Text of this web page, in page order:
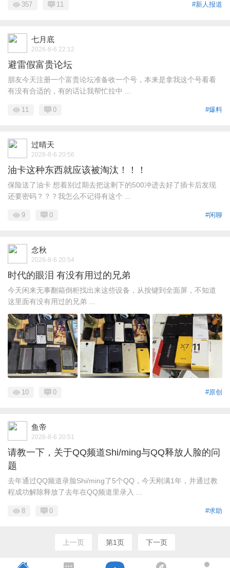
#新人报道
357 11
七月底
2026-8-6 22:12
避雷假富贵论坛
朋友今天注册一个富贵论坛准备收一个号，本来是拿我这个号看看
有没有合适的，有的话让我帮忙拉中 ...
#爆料
11 0
过晴天
2026-8-6 20:56
油卡这种东西就应该被淘汰！！！
保险送了油卡 想着别过期去把这剩下的500冲进去好了插卡后发现
还要密码？？？我怎么不记得有这个 ...
#闲聊
9 0
念秋
2026-8-6 20:54
时代的眼泪 有没有用过的兄弟
今天闲来无事翻箱倒柜找出来这些设备，从按键到全面屏，不知道
这里面有没有用过的兄弟 ...
#原创
10 0
鱼帝
2026-8-6 20:51
请教一下，关于QQ频道Shi/ming与QQ释放人脸的问
题
去年通过QQ频道录脸Shi/ming了5个QQ，今天刚满1年，并通过教
程成功解除释放了去年在QQ频道里录入 ...
#求助
8 0
上一页 第1页 下一页